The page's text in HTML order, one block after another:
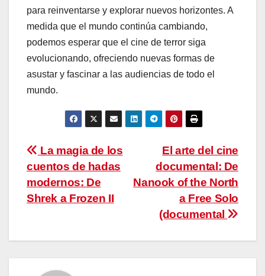
para reinventarse y explorar nuevos horizontes. A
medida que el mundo continúa cambiando,
podemos esperar que el cine de terror siga
evolucionando, ofreciendo nuevas formas de
asustar y fascinar a las audiencias de todo el
mundo.
Navegación
de
entradas
El arte del cine
documental: De
Nanook of the North
a Free Solo
(documental
La magia de los
cuentos de hadas
modernos: De
Shrek a Frozen II